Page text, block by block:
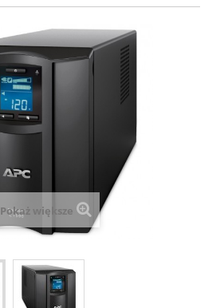
Pokaż większe